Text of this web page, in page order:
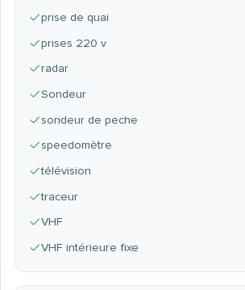
prise de quai
prises 220 v
radar
Sondeur
sondeur de peche
speedomètre
télévision
traceur
VHF
VHF intérieure fixe